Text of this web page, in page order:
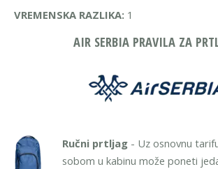
VREMENSKA RAZLIKA: 1
AIR SERBIA PRAVILA ZA
Ručni prtljag - Uz osnovnu
sobom u kabinu može poneti